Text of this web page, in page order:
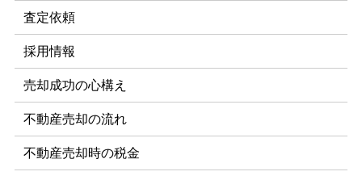
査定依頼
採用情報
売却成功の心構え
不動産売却の流れ
不動産売却時の税金